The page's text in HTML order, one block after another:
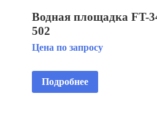
Водная площадка FT-
502
Цена по запросу
Подробнее